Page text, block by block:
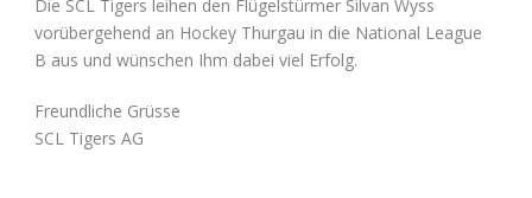
Die SCL Tigers leihen den Flügelstürmer Silvan Wyss
vorübergehend an Hockey Thurgau in die National League
B aus und wünschen Ihm dabei viel Erfolg.
Freundliche Grüsse
SCL Tigers AG